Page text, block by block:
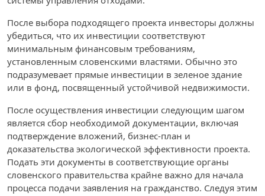
После выбора подходящего проекта инвесторы должны
убедиться, что их инвестиции соответствуют
минимальным финансовым требованиям,
установленным словенскими властями. Обычно это
подразумевает прямые инвестиции в зеленое здание
или в фонд, посвященный устойчивой недвижимости.
После осуществления инвестиции следующим шагом
является сбор необходимой документации, включая
подтверждение вложений, бизнес-план и
доказательства экологической эффективности проекта.
Подать эти документы в соответствующие органы
словенского правительства крайне важно для начала
процесса подачи заявления на гражданство. Следуя этим